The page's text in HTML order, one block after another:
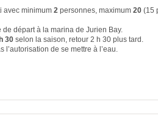
avec minimum 2 personnes, maximum 20 (15
de départ à la marina de Jurien Bay.
30 selon la saison, retour 2 h 30 plus tard.
l’autorisation de se mettre à l’eau.